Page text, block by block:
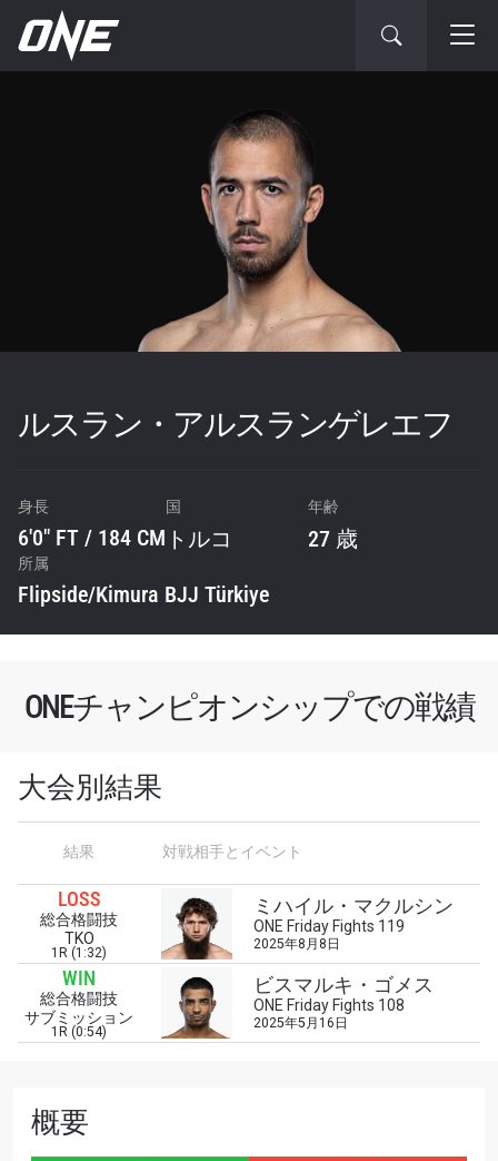
ルスラン・アルスランゲレエフ
身長
6'0" FT / 184 CM
国
トルコ
年齢
27 歳
所属
Flipside/Kimura BJJ Türkiye
ONEチャンピオンシップでの戦績
大会別結果
結果 対戦相手とイベント
LOSS
総合格闘技
TKO
1R (1:32)
ミハイル・マクルシン
ONE Friday Fights 119
2025年8月8日
WIN
総合格闘技
サブミッション
1R (0:54)
ビスマルキ・ゴメス
ONE Friday Fights 108
2025年5月16日
概要
対戦相手
最新情報をゲット
ONEチャンピオンシップとどこでも一緒！ 最新ニ
ュース、特別オファー、ライブイベントの最高の
席をゲットするため今すぐ登録を！
Eメール